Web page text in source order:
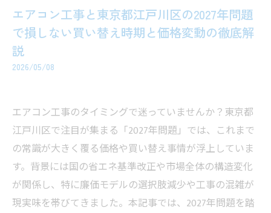
エアコン工事と東京都江戸川区の2027年問題
で損しない買い替え時期と価格変動の徹底解
説
2026/05/08
エアコン工事のタイミングで迷っていませんか？東京都
江戸川区で注目が集まる「2027年問題」では、これまで
の常識が大きく覆る価格や買い替え事情が浮上していま
す。背景には国の省エネ基準改正や市場全体の構造変化
が関係し、特に廉価モデルの選択肢減少や工事の混雑が
現実味を帯びてきました。本記事では、2027年問題を踏